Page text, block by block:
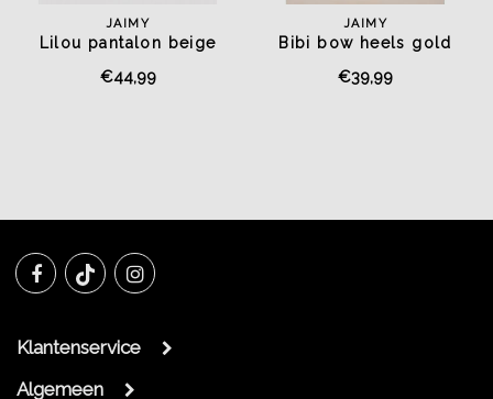
JAIMY
Lilou pantalon beige
€44,99
JAIMY
Bibi bow heels gold
€39,99
Klantenservice
Algemeen